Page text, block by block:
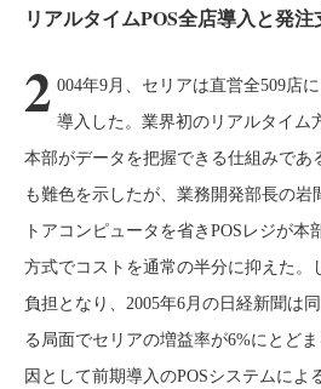
リアルタイムPOS全店導入と発
2 004年9月、セリアは直営全509店
導入した。業界初のリアルタイム
本部がデータを把握できる仕組みであ
も難色を示したが、業務開発部長の岩
トアコンピュータを省きPOSレジが本
方式でコストを通常の半分に抑えた。
負担となり、2005年6月の日経新聞は
る局面でセリアの増益率が6%にとど
因として前期導入のPOSシステムによ